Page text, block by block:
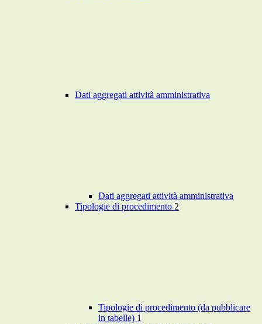
Dati aggregati attività amministrativa
Dati aggregati attività amministrativa
Tipologie di procedimento 2
Tipologie di procedimento (da pubblicare
in tabelle) 1